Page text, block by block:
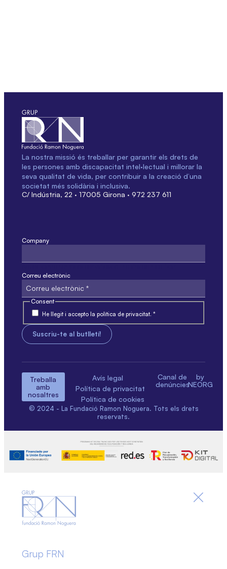
La nostra missió és treballar per garantir els drets de
les persones amb discapacitat intel·lectual i millorar la
seva qualitat de vida, per contribuir a la creació d’una
societat més solidària i inclusiva.
C/ Indústria, 22 · 17005 Girona · 972 237 611
Company
Correu electrònic
Consent
He llegit i accepto la política de privacitat. *
Treballa
amb
nosaltres
Avís legal
Política de privacitat
Política de cookies
Canal de
denúncies
by
NEORG
© 2024 - La Fundació Ramon Noguera. Tots els drets
reservats.
Grup FRN